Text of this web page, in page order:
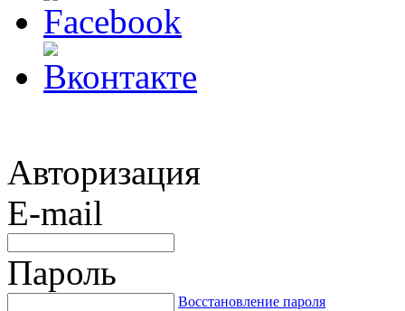
Авторизация
E-mail
Пароль
Восстановление пароля